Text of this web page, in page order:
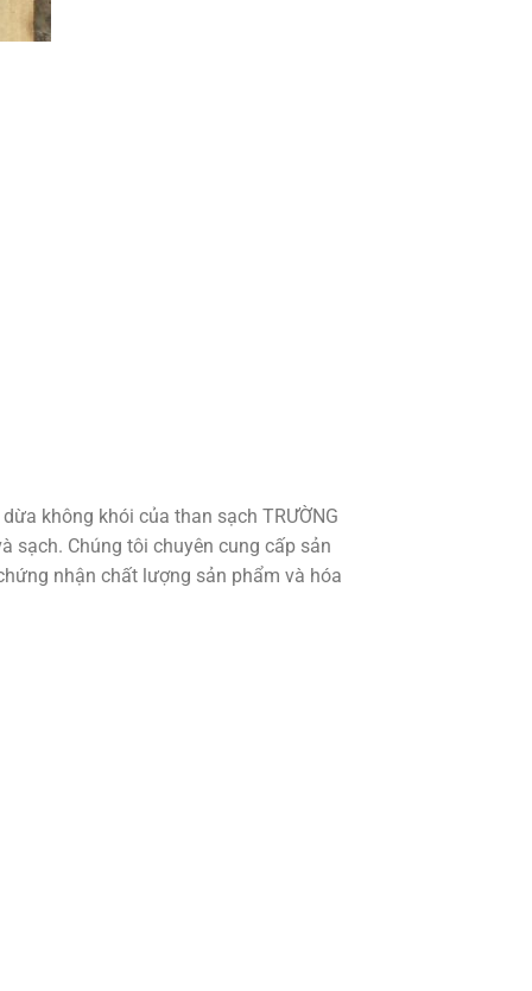
không khói của than sạch TRƯỜNG
sạch. Chúng tôi chuyên cung cấp sản
nhận chất lượng sản phẩm và hóa